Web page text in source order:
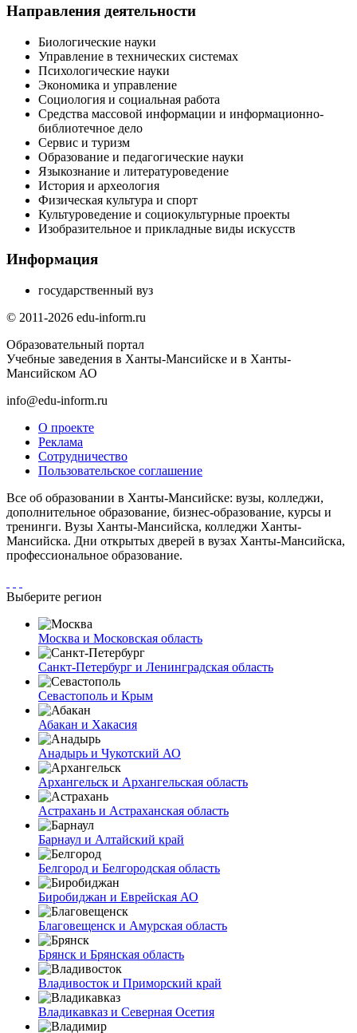
Направления деятельности
Биологические науки
Управление в технических системах
Психологические науки
Экономика и управление
Социология и социальная работа
Средства массовой информации и информационно-
библиотечное дело
Сервис и туризм
Образование и педагогические науки
Языкознание и литературоведение
История и археология
Физическая культура и спорт
Культуроведение и социокультурные проекты
Изобразительное и прикладные виды искусств
Информация
государственный вуз
© 2011-2026 edu-inform.ru
Образовательный портал
Учебные заведения в Ханты-Мансийске и в Ханты-
Мансийском АО
info@edu-inform.ru
О проекте
Реклама
Сотрудничество
Пользовательское соглашение
Все об образовании в Ханты-Мансийске: вузы, колледжи,
дополнительное образование, бизнес-образование, курсы и
тренинги. Вузы Ханты-Мансийска, колледжи Ханты-
Мансийска. Дни открытых дверей в вузах Ханты-Мансийска,
профессиональное образование.
Выберите регион
Москва и Московская область
Санкт-Петербург и Ленинградская область
Севастополь и Крым
Абакан и Хакасия
Анадырь и Чукотский АО
Архангельск и Архангельская область
Астрахань и Астраханская область
Барнаул и Алтайский край
Белгород и Белгородская область
Биробиджан и Еврейская АО
Благовещенск и Амурская область
Брянск и Брянская область
Владивосток и Приморский край
Владикавказ и Северная Осетия